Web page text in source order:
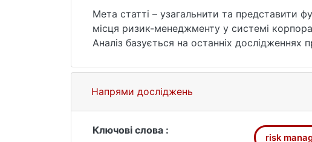
Мета статті – узагальнити та представити
місця ризик-менеджменту у системі
Аналіз базується на останніх дослідженнях
Базельський комітет з банківського
співробітництва та розвитку. Проведений
призводили до катастрофічних збитків у
фінансових, але і до суттєвих екологічних
платформі "Глибоководний горизонт"
Напрями досліджень
Ключові слова :
risk